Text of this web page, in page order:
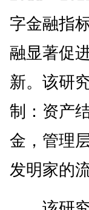
字金融指
融显著促
新。该研
制：资产
金，管理
发明家的